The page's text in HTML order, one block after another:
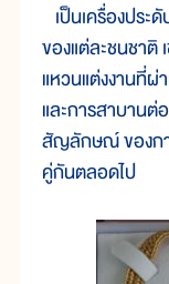
เป็นเครื่องปร
ของแต่ละชนชาติ
แหวนแต่งงานที่
และการสาบานต่
สัญลักษณ์ ของกา
คู่กันตลอดไป